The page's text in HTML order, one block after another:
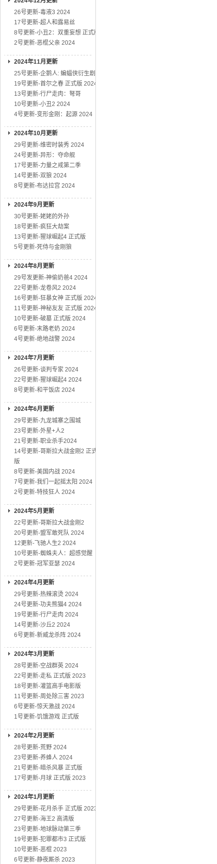
26号更新-毒液3 2024
17号更新-超人和露易丝
8号更新-小丑2：双重妄想 正式版
2号更新-恶棍父亲 2024
2024年11月更新
25号更新-企鹅人: 蝙蝠侠衍生剧
19号更新-首尔之春 正式版 2024
13号更新-行尸走肉：弩哥
10号更新-小丑2 2024
4号更新-变形金刚：起源 2024
2024年10月更新
29号更新-维密时装秀 2024
24号更新-异形：夺命舰
17号更新-力量之戒第二季
14号更新-双狼 2024
8号更新-布达拉宫 2024
2024年9月更新
30号更新-姥姥的外孙
18号更新-疯狂大劫案
13号更新-猩球崛起4 正式版
5号更新-死侍与金刚狼
2024年8月更新
29号发更新-神偷奶爸4 2024
22号更新-龙卷风2 2024
16号更新-狂暴女神 正式版 2024
11号更新-神秘友友 正式版 2024
10号更新-破墓 正式版 2024
6号更新-末路老奶 2024
4号更新-绝地战警 2024
2024年7月更新
26号更新-谈判专家 2024
22号更新-猩球崛起4 2024
8号更新-和平饭店 2024
2024年6月更新
29号更新-九龙城寨之围城
23号更新-外星+人2
21号更新-职业杀手2024
14号更新-哥斯拉大战金刚2 正式
版
8号更新-美国内战 2024
7号更新-我们一起摇太阳 2024
2号更新-特技狂人 2024
2024年5月更新
22号更新-哥斯拉大战金刚2
20号更新-盟军敢死队 2024
12更新-飞驰人生2 2024
10号更新-蜘蛛夫人：超感觉醒
2号更新-冠军亚瑟 2024
2024年4月更新
29号更新-热辣滚烫 2024
24号更新-功夫熊猫4 2024
19号更新-行尸走肉 2024
14号更新-沙丘2 2024
6号更新-新威龙杀阵 2024
2024年3月更新
28号更新-空战群英 2024
22号更新-走私 正式版 2023
18号更新-灌篮高手电影版
11号更新-周处除三害 2023
6号更新-惊天激战 2024
1号更新-饥饿游戏 正式版
2024年2月更新
28号更新-荒野 2024
23号更新-养蜂人 2024
21号更新-暗杀风暴 正式版
17号更新-月球 正式版 2023
2024年1月更新
29号更新-花月杀手 正式版 2023
27号更新-海王2 高清版
23号更新-地球脉动第三季
19号更新-犯罪都市3 正式版
10号更新-恶棍 2023
6号更新-静夜厮杀 2023